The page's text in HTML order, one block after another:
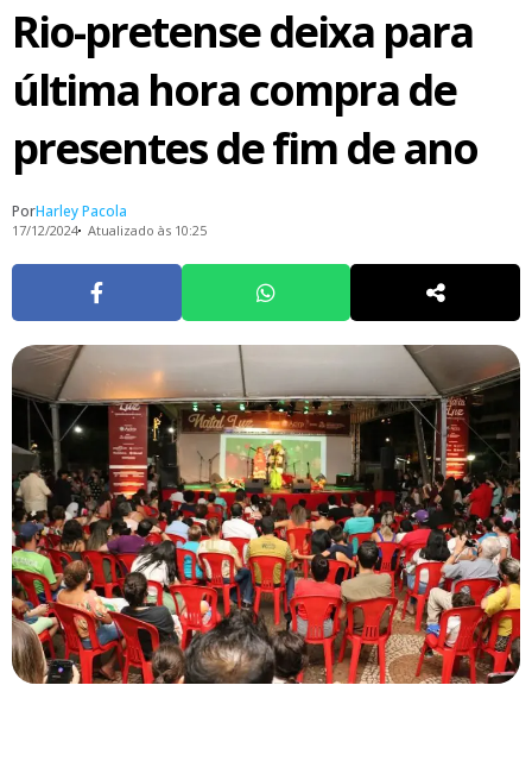
Rio-pretense deixa para
última hora compra de
presentes de fim de ano
PorHarley Pacola
17/12/2024 Atualizado às 10:25